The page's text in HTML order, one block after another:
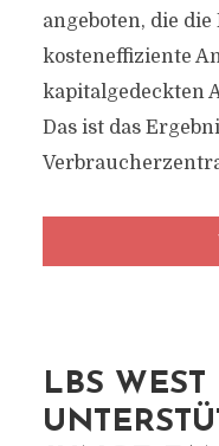
angeboten, die
kosteneffiziente
kapitalgedeckten
Das ist das
LBS